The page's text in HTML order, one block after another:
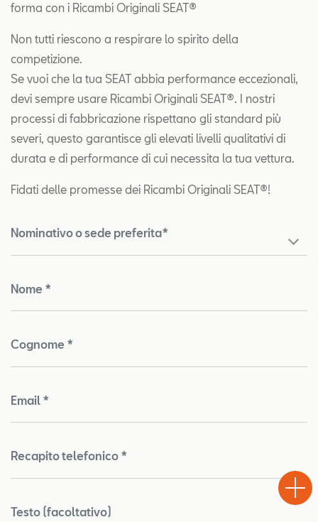
forma con i Ricambi Originali SEAT®
Non tutti riescono a respirare lo spirito della
competizione.
Se vuoi che la tua SEAT abbia performance eccezionali,
devi sempre usare Ricambi Originali SEAT®. I nostri
processi di fabbricazione rispettano gli standard più
severi, questo garantisce gli elevati livelli qualitativi di
durata e di performance di cui necessita la tua vettura.
Fidati delle promesse dei Ricambi Originali SEAT®!
Nominativo o sede preferita*
Nome *
Cognome *
Email *
Recapito telefonico *
Testo (facoltativo)
Drive
Chiama